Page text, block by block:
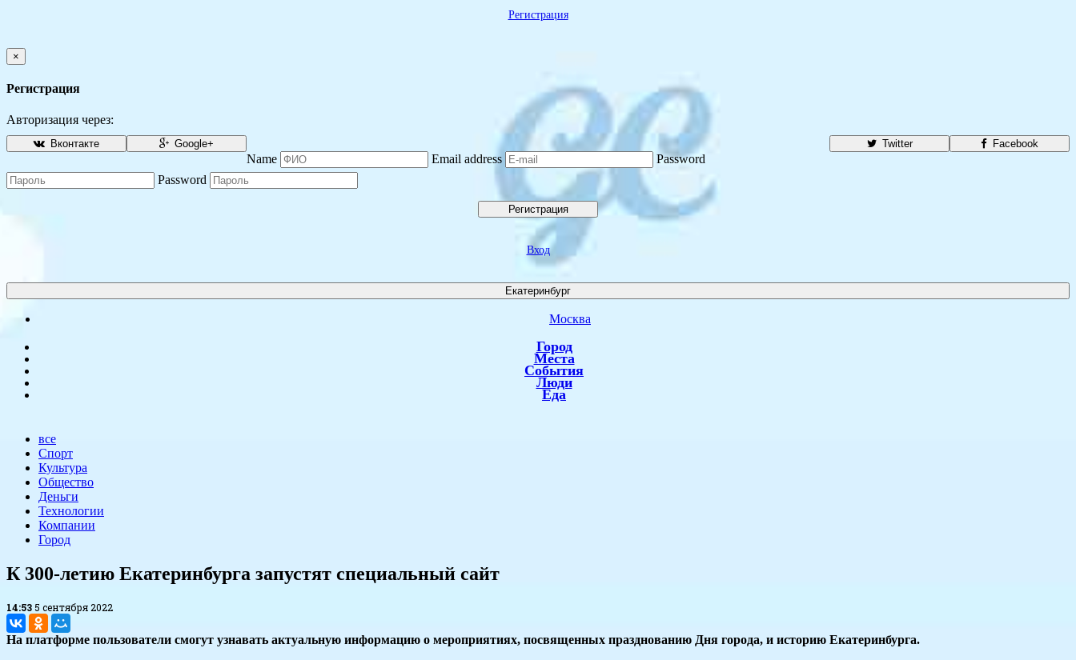
Регистрация
×
Регистрация
Авторизация через:
Facebook
Вконтакте Twitter
Google+
Name Email address
Password
Password
Регистрация
Вход
Екатеринбург
Москва
Город
Места
События
Люди
Еда
все
Спорт
Культура
Общество
Деньги
Технологии
Компании
Город
К 300-летию Екатеринбурга запустят специальный сайт
14:53 5 сентября 2022
На платформе пользователи смогут узнавать актуальную информацию о мероприятиях, посвященных празднованию Дня города, и историю Екатеринбурга.